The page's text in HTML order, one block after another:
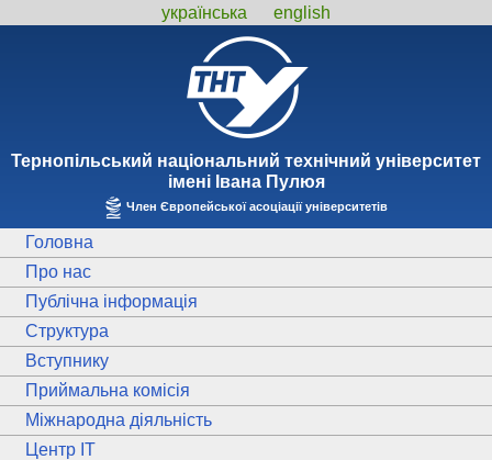
українська english
Тернопiльський національний технiчний унiверситет
iменi Iвана Пулюя
Член Європейської асоціації університетів
Головна
Про нас
Публічна інформація
Структура
Вступнику
Приймальна комісія
Міжнародна діяльність
Центр ІТ